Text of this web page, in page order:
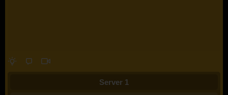
Server 1